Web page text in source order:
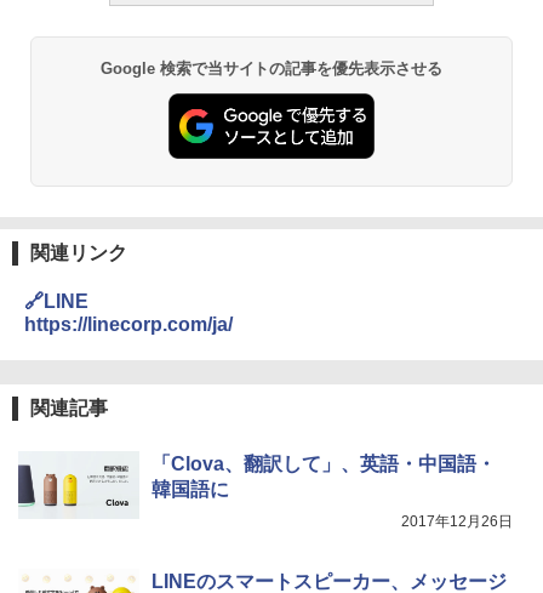
Google 検索で当サイトの記事を優先表示させる
関連リンク
🔗LINE
https://linecorp.com/ja/
関連記事
「Clova、翻訳して」、英語・中国語・
韓国語に
2017年12月26日
LINEのスマートスピーカー、メッセージ